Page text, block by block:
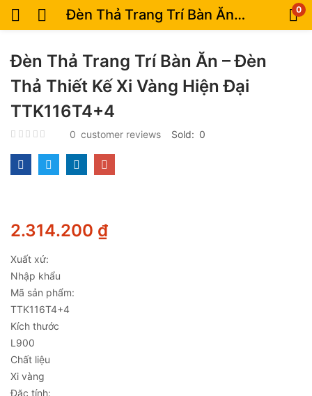
Đèn Thả Trang Trí Bàn Ăn – Đèn Thả Thiết Kế Xi Vàng Hiện Đại TTK116T4+4 0
Đèn Thả Trang Trí Bàn Ăn – Đèn
Thả Thiết Kế Xi Vàng Hiện Đại
TTK116T4+4
0 customer reviews Sold: 0
2.314.200 ₫
Xuất xứ:
Nhập khẩu
Mã sản phẩm:
TTK116T4+4
Kích thước
L900
Chất liệu
Xi vàng
Đặc tính: